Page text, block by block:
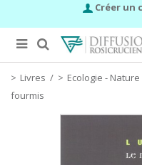
Créer un
Livres / Ecologie - Nature
fourmis